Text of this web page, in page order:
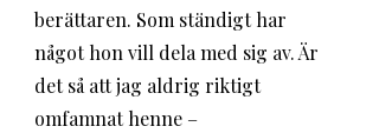
berättaren. Som ständigt har
något hon vill dela med sig av. Är
det så att jag aldrig riktigt
omfamnat henne –